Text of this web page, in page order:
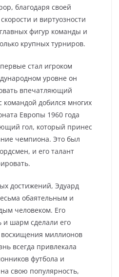
благодаря своей
и виртуозности
фигур команды и
крупных турниров.
стал игроком
уровне он
впечатляющий
командой добился многих
Европы 1960 года
гол, который принес
чемпиона. Это был
и его талант
достижений, Эдуард
обаятельным и
человеком. Его
шарм сделали его
миллионов
всегда привлекала
футбола и
свою популярность,